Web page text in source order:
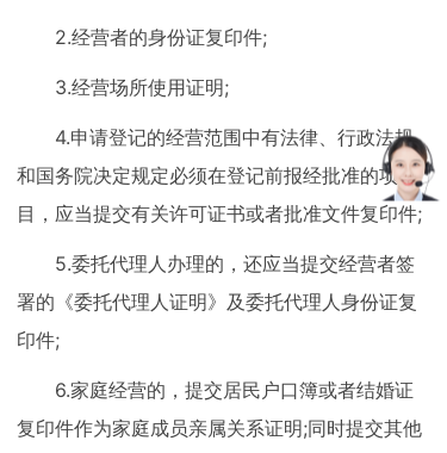
2.经营者的身份证复印件;
3.经营场所使用证明;
4.申请登记的经营范围中有法律、行政法规
和国务院决定规定必须在登记前报经批准的项
目，应当提交有关许可证书或者批准文件复印件;
5.委托代理人办理的，还应当提交经营者签
署的《委托代理人证明》及委托代理人身份证复
印件;
6.家庭经营的，提交居民户口簿或者结婚证
复印件作为家庭成员亲属关系证明;同时提交其他